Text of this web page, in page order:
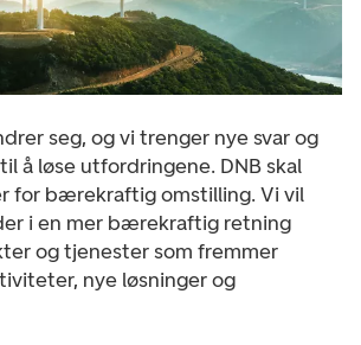
seg, og vi trenger nye svar og
å løse utfordringene. DNB skal
for bærekraftig omstilling. Vi vil
i en mer bærekraftig retning
og tjenester som fremmer
nye løsninger og